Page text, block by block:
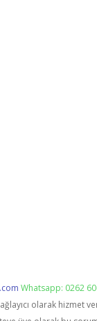
Whatsapp: 0262
olarak